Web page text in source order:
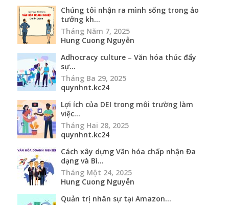
Chúng tôi nhận ra mình sống trong ảo
tưởng kh...
Tháng Năm 7, 2025
Hung Cuong Nguyễn
Adhocracy culture – Văn hóa thúc đẩy
sự...
Tháng Ba 29, 2025
quynhnt.kc24
Lợi ích của DEI trong môi trường làm
việc...
Tháng Hai 28, 2025
quynhnt.kc24
Cách xây dựng Văn hóa chấp nhận Đa
dạng và Bì...
Tháng Một 24, 2025
Hung Cuong Nguyễn
Quản trị nhân sự tại Amazon...